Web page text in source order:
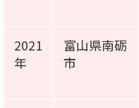
2021
年
富山県南砺
市